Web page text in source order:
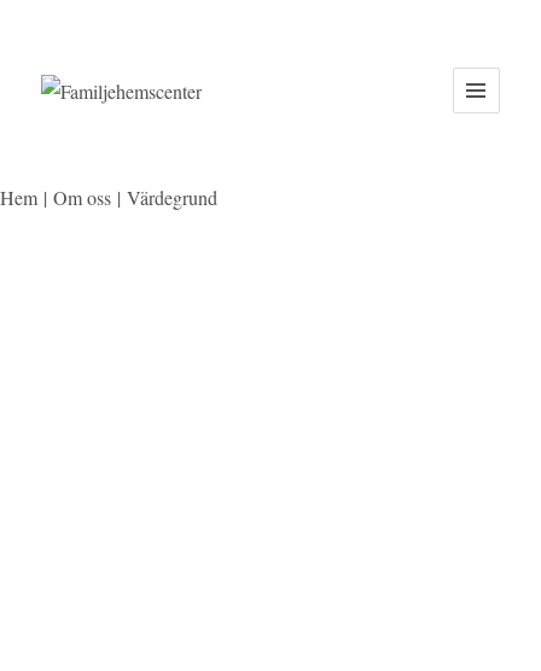
Hem | Om oss | Värdegrund